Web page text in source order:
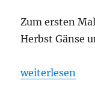
Zum ersten
Herbst Gänse
„Faszination
weiterlesen